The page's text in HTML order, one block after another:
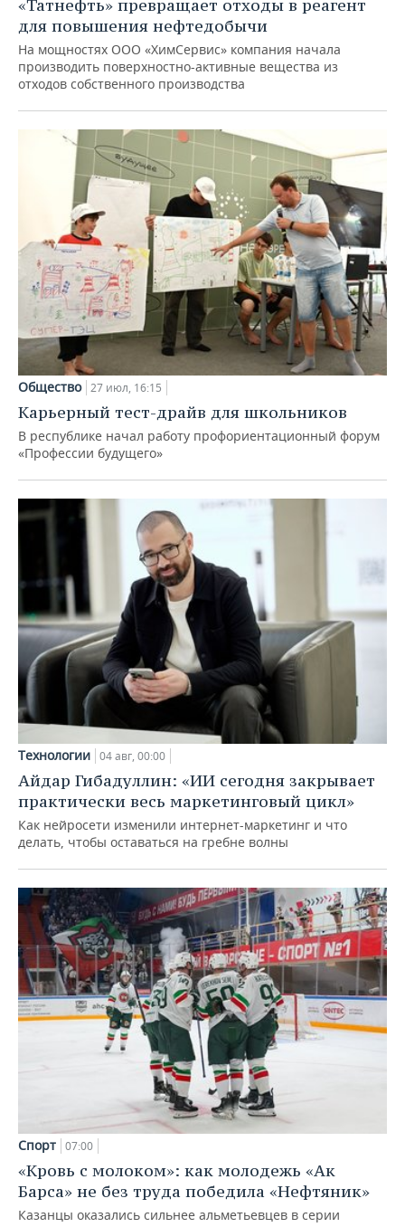
«Татнефть» превращает отходы в реагент
для повышения нефтедобычи
На мощностях ООО «ХимСервис» компания начала
производить поверхностно-активные вещества из
отходов собственного производства
Общество 27 июл, 16:15
Карьерный тест-драйв для школьников
В республике начал работу профориентационный форум
«Профессии будущего»
Технологии 04 авг, 00:00
Айдар Гибадуллин: «ИИ сегодня закрывает
практически весь маркетинговый цикл»
Как нейросети изменили интернет-маркетинг и что
делать, чтобы оставаться на гребне волны
Спорт 07:00
«Кровь с молоком»: как молодежь «Ак
Барса» не без труда победила «Нефтяник»
Казанцы оказались сильнее альметьевцев в серии